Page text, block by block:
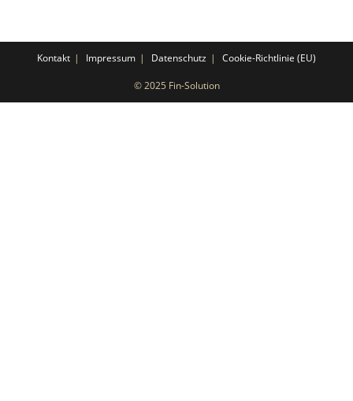
Kontakt Impressum Datenschutz Cookie-Richtlinie (EU)
© 2025 Fin-Solution